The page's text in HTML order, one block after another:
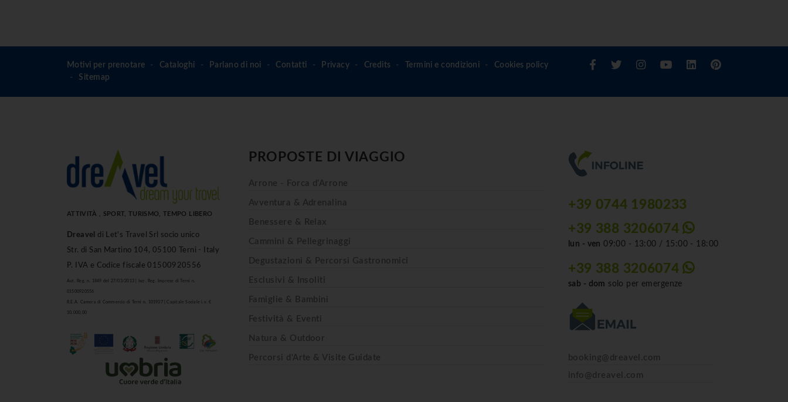
Motivi per prenotare Cataloghi Parlano di noi Contatti Privacy Credits Termini e condizioni
Cookies policy
Sitemap
ATTIVITÀ , SPORT, TURISMO, TEMPO LIBERO
Dreavel
di Let's Travel Srl socio unico
Str. di San Martino 104, 05100 Terni - Italy
P. IVA e Codice fiscale 01500920556
Aut. Reg. n. 1849 del 27/03/2013 | Iscr. Reg. Imprese di Terni n.
01500920556
R.E.A. Camera di Commercio di Terni n. 101937 | Capitale Sociale i.v. €
PROPOSTE DI VIAGGIO
Arrone - Forca d'Arrone
Avventura & Adrenalina
Benessere & Relax
Cammini & Pellegrinaggi
Degustazioni & Percorsi Gastronomici
Esclusivi & Insoliti
Famiglie & Bambini
Festività & Eventi
Natura & Outdoor
Percorsi d'Arte & Visite Guidate
+39 0744 1980233
+39 388 3206074
lun - ven 09:00 - 13:00 / 15:00 - 18:00
+39 388 3206074
sab - dom solo per emergenze
booking@dreavel.com
info@dreavel.com